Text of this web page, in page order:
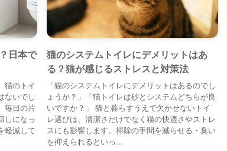
日本で
猫のトイ
ないでし
毎日の片
しになっ
軽減して
猫のシステムトイレにデメリットはあ
る？猫が感じるストレスと対策法
「猫のシステムトイレにデメリットはあるのでし
ょうか？」「猫トイレは砂とシステムどちらが良
いですか？」 猫と暮らすうえで欠かせないトイ
レ選びは、清潔さだけでなく猫の快適さやストレ
スにも影響します。掃除の手間を減らせる・臭い
を抑えられるといっ...